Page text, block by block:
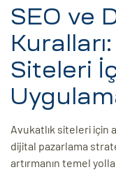
SEO ve
Siteleri
Avukatlık siteleri için
dijital pazarlama
artırmanın temel